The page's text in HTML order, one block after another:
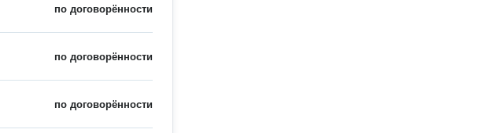
по договорённости
по договорённости
по договорённости